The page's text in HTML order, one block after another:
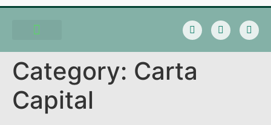
Category: Carta
Capital